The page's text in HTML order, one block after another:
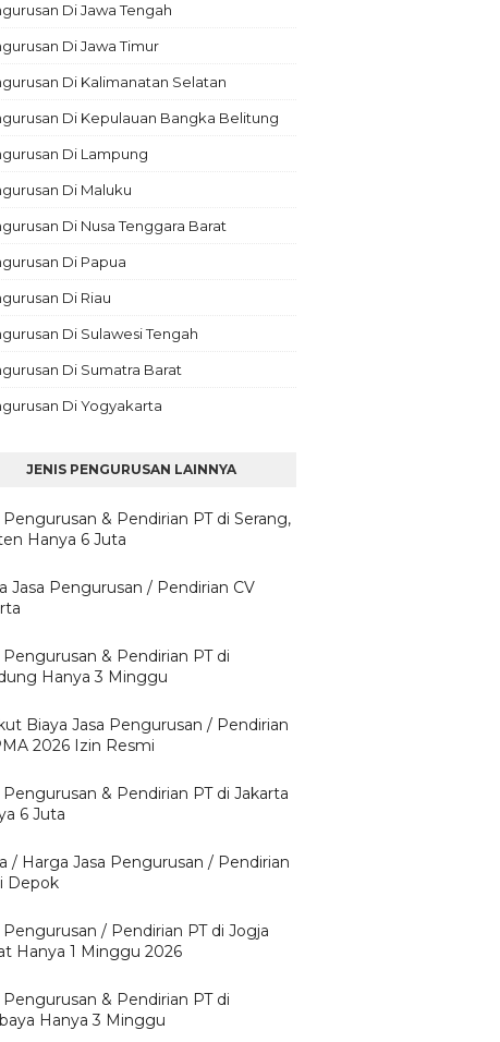
Di Jawa Tengah
Di Jawa Timur
Di Kalimanatan Selatan
Di Kepulauan Bangka Belitung
Di Lampung
Di Maluku
Di Nusa Tenggara Barat
Di Papua
Di Riau
Di Sulawesi Tengah
Di Sumatra Barat
Di Yogyakarta
JENIS PENGURUSAN LAINNYA
Pengurusan & Pendirian PT di Serang,
Hanya 6 Juta
Jasa Pengurusan / Pendirian CV
Pengurusan & Pendirian PT di
Hanya 3 Minggu
Biaya Jasa Pengurusan / Pendirian
2026 Izin Resmi
Pengurusan & Pendirian PT di Jakarta
6 Juta
/ Harga Jasa Pengurusan / Pendirian
Depok
Pengurusan / Pendirian PT di Jogja
Hanya 1 Minggu 2026
Pengurusan & Pendirian PT di
Hanya 3 Minggu